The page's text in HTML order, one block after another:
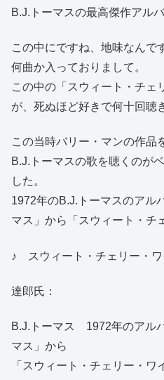
B.J.トーマスの最高傑作アル
この中にですね、地味なんで
何曲か入っておりまして。
この中の「スウィート・チェ
が、死ぬほど好きで何十回聴
この当時バリー・マンの作品
B.J.トーマスの歌を聴くのが
した。
1972年のB.J.トーマスのアル
マス」から「スウィート・チ
♪ スウィート・チェリー・ワ
達郎氏：
B.J.トーマス 1972年のアル
マス」から
「スウィート・チェリー・ワ